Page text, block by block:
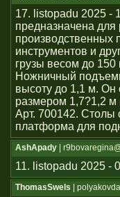
17. listopadu 2025 -
предназначена
производственных
инструментов и
грузы весом до
Ножничный
высоту до 1,1 м. Он
размером 1,7?1,2 м
Арт. 700142. Столы
платформа для
AshApady |
11. listopadu 2025 -
ThomasSwels |